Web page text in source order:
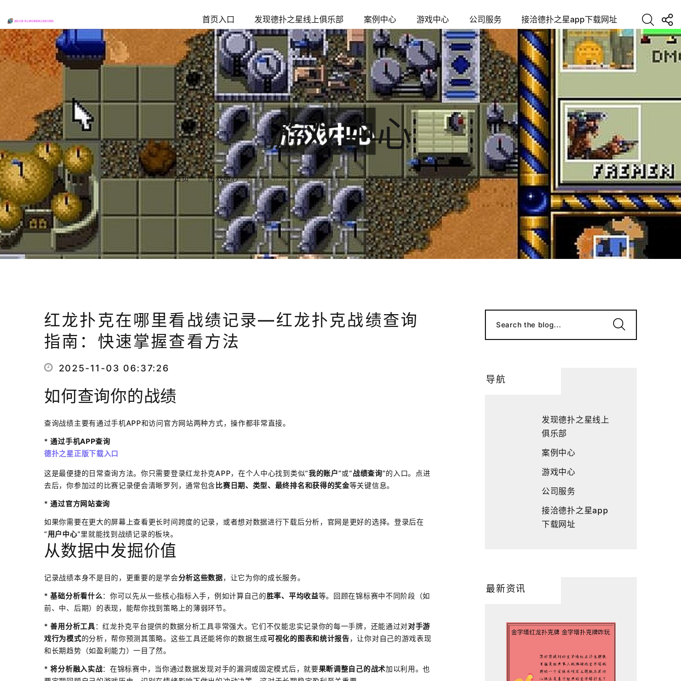
首页入口 发现德扑之星线上俱乐部 案例中心 游戏中心 公司服务 接洽德扑之星app下载网址
游戏中心
首页 游戏中心 红龙扑克在哪里看战绩记录—红龙扑克战绩查询指南：快速掌握查看方法
红龙扑克在哪里看战绩记录—红龙扑克战绩查询
指南：快速掌握查看方法
2025-11-03 06:37:26
如何查询你的战绩
查询战绩主要有通过手机APP和访问官方网站两种方式，操作都非常直接。
*通过手机APP查询
德扑之星正版下载入口
这是最便捷的日常查询方法。你只需要登录红龙扑克APP，在个人中心找到类似“我的账户”或“战绩查询”的入口。点进
去后，你参加过的比赛记录便会清晰罗列，通常包含 比赛日期、类型、最终排名和获得的奖金等关键信息。
*通过官方网站查询
如果你需要在更大的屏幕上查看更长时间跨度的记录，或者想对数据进行下载后分析，官网是更好的选择。登录后在
“用户中心”里就能找到战绩记录的板块。
从数据中发掘价值
记录战绩本身不是目的，更重要的是学会分析这些数据，让它为你的成长服务。
*基础分析看什么：你可以先从一些核心指标入手，例如计算自己的胜率、平均收益等。回顾在锦标赛中不同阶段（如
前、中、后期）的表现，能帮你找到策略上的薄弱环节。
*善用分析工具：红龙扑克平台提供的数据分析工具非常强大。它们不仅能忠实记录你的每一手牌，还能通过对对手游
戏行为模式的分析，帮你预测其策略。这些工具还能将你的数据生成可视化的图表和统计报告，让你对自己的游戏表现
和长期趋势（如盈利能力）一目了然。
*将分析融入实战：在锦标赛中，当你通过数据发现对手的漏洞或固定模式后，就要果断调整自己的战术加以利用。也
Search the blog...
导航
发现德扑之星线上
俱乐部
案例中心
游戏中心
公司服务
接洽德扑之星app
下载网址
最新资讯